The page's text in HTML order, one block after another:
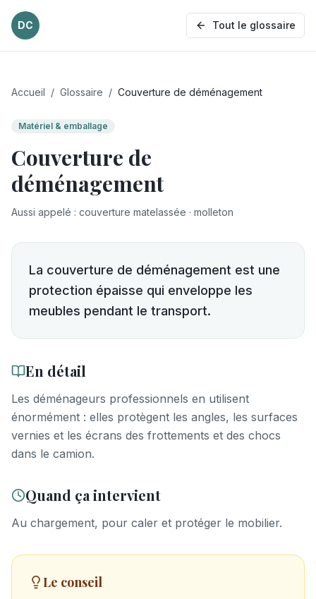
DC Tout le glossaire
Accueil / Glossaire / Couverture de déménagement
Matériel & emballage
Couverture de
déménagement
Aussi appelé : couverture matelassée · molleton
La couverture de déménagement est une
protection épaisse qui enveloppe les
meubles pendant le transport.
En détail
Les déménageurs professionnels en utilisent
énormément : elles protègent les angles, les surfaces
vernies et les écrans des frottements et des chocs
dans le camion.
Quand ça intervient
Au chargement, pour caler et protéger le mobilier.
Le conseil